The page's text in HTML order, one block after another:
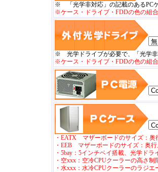
※ 「光学非対応」の記載のあるPCケ
※ケース・ドライブ・FDDの色の組合
※ 光学ドライブが必要で、「光学非
※ケース・ドライブ・FDDの色の組合
・EATX マザーボードのサイズ：奥
・EEB マザーボードのサイズ：奥行
・5bay：5インチベイ搭載、光学ドラ
・空xxx：空冷CPUクーラーの高さ制
・水xxx：水冷CPUクーラーのラジエ